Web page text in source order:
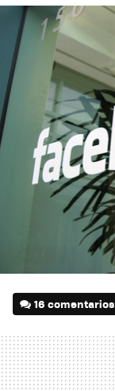
16 comentarios